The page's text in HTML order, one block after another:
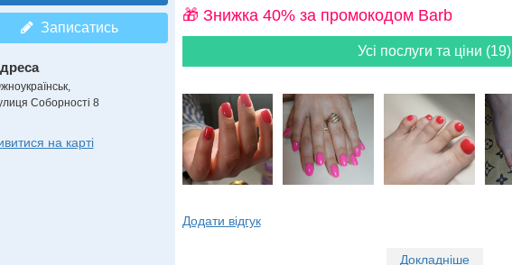
Записатись
,
Соборності 8
на карті
🎁 Знижка 40% за промокодом Barb
Усі послуги та ціни (19)
Додати відгук
Докладніше